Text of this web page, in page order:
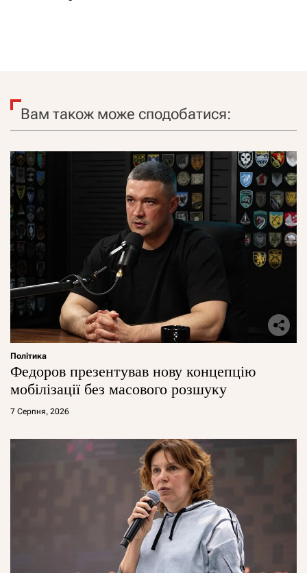
Вам також може сподобатися:
Політика
Федоров презентував нову концепцію
мобілізації без масового розшуку
7 Серпня, 2026